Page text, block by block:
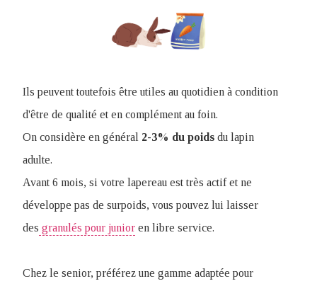
Ils peuvent toutefois être utiles au quotidien à condition
d'être de qualité et en complément au foin.
On considère en général 2-3% du poids du lapin
adulte.
Avant 6 mois, si votre lapereau est très actif et ne
développe pas de surpoids, vous pouvez lui laisser
des granulés pour junior en libre service.
Chez le senior, préférez une gamme adaptée pour